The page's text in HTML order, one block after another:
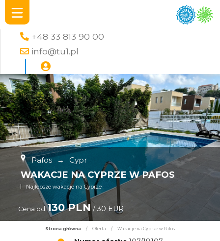
+48 33 813 90 00
info@tu1.pl
Pafos → Cypr
WAKACJE NA CYPRZE W PAFOS
Najlepsze wakacje na Cyprze
Cena od 130 PLN/ 30 EUR
Strona główna / Oferta / Wakacje na Cyprze w Pafos